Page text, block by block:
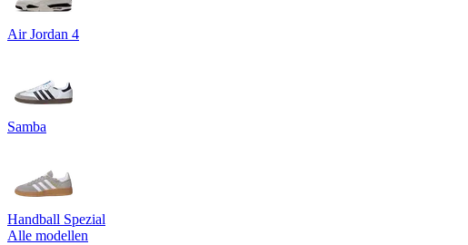
Air Jordan 4
Samba
Handball Spezial
Alle modellen